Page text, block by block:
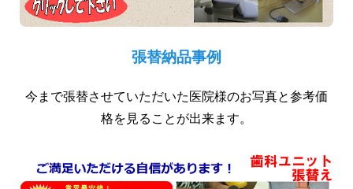
張替納品事例
今まで張替させていただいた医院様のお写真と参考価
格を見ることが出来ます。